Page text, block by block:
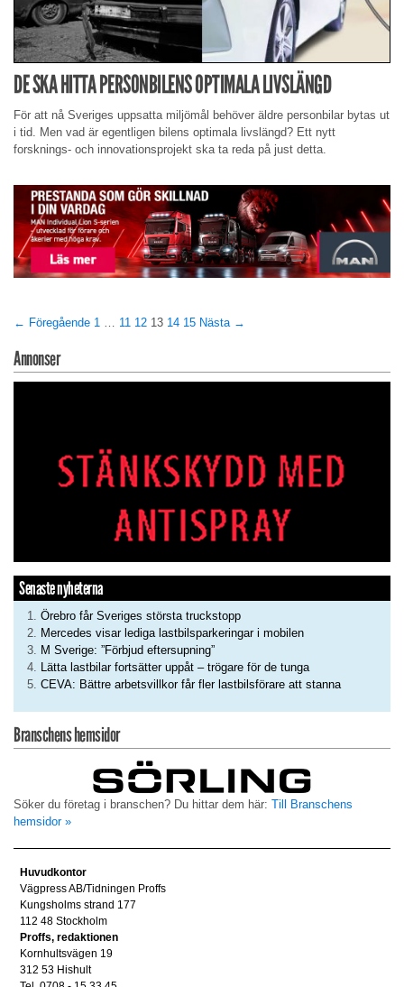
DE SKA HITTA PERSONBILENS OPTIMALA LIVSLÄNGD
För att nå Sveriges uppsatta miljömål behöver äldre personbilar bytas ut
i tid. Men vad är egentligen bilens optimala livslängd? Ett nytt
forsknings- och innovationsprojekt ska ta reda på just detta.
← Föregående 1 11 12 13 14 15 Nästa →
Annonser
Senaste nyheterna
Örebro får Sveriges största truckstopp
Mercedes visar lediga lastbilsparkeringar i mobilen
M Sverige: ”Förbjud eftersupning”
Lätta lastbilar fortsätter uppåt – trögare för de tunga
CEVA: Bättre arbetsvillkor får fler lastbilsförare att stanna
Branschens hemsidor
Söker du företag i branschen? Du hittar dem här: Till Branschens
hemsidor »
Huvudkontor
Vägpress AB/Tidningen Proffs
Kungsholms strand 177
112 48 Stockholm
Proffs, redaktionen
Kornhultsvägen 19
312 53 Hishult